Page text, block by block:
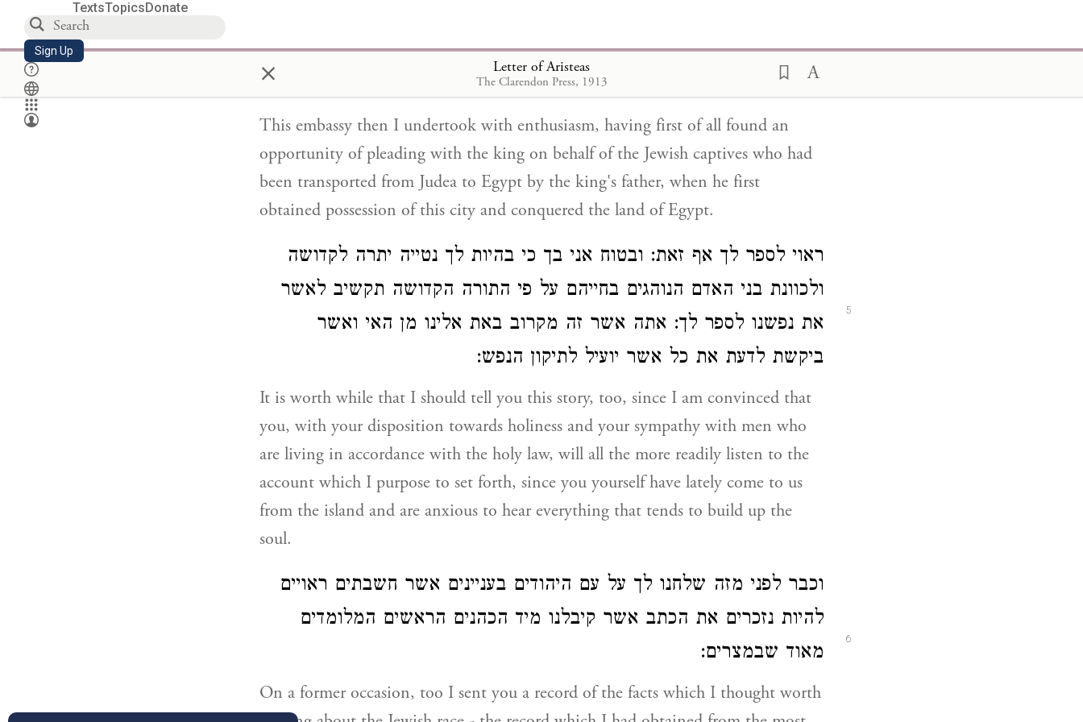
TextsTopicsDonate
Sign Up × Letter of Aristeas
The Clarendon Press, 1913
האנשים אשר הגלו מארץ יהודה מצרימה על ידי אבי המלך אשר נחל
בראשונה את העיר וקיבל את מלכות מצרים:
This embassy then I undertook with enthusiasm, having first of all found an
opportunity of pleading with the king on behalf of the Jewish captives who had
been transported from Judea to Egypt by the king's father, when he first
obtained possession of this city and conquered the land of Egypt.
5
ראוי לספר לך אף זאת: ובטוח אני בך כי בהיות לך נטייה יתרה לקדושה
ולכוונת בני האדם הנוהגים בחייהם על פי התורה הקדושה תקשיב לאשר
את נפשנו לספר לך: אתה אשר זה מקרוב באת אלינו מן האי ואשר
ביקשת לדעת את כל אשר יועיל לתיקון הנפש:
It is worth while that I should tell you this story, too, since I am convinced that
you, with your disposition towards holiness and your sympathy with men who
are living in accordance with the holy law, will all the more readily listen to the
account which I purpose to set forth, since you yourself have lately come to us
from the island and are anxious to hear everything that tends to build up the
soul.
6
וכבר לפני מזה שלחנו לך על עם היהודים בעניינים אשר חשבתים ראויים
להיות נזכרים את הכתב אשר קיבלנו מיד הכהנים הראשים המלומדים
מאוד שבמצרים:
On a former occasion, too I sent you a record of the facts which I thought worth